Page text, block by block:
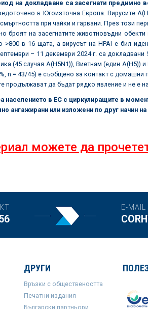
на докладване са засегнати предимно
в Югоизточна Европа. Вирусите
при чайки и гарвани. През този
броят на засегнатите животновъдни
>800 в 16 щата, а вирусът на HPAI е бил
– 11 декември 2024 г. са докладвани
(45 случая A(H5N1)), Виетнам (един A(H5))
n = 43/45) е съобщено за контакт с домашни
продължават да бъдат рядко явление и не е
населението в ЕС с циркулиращите в
ангажирани или изложени по друг начин
можете да
E-MAIL
ДРУГИ
Връзки с обществеността
Печатни издания
Български партньори